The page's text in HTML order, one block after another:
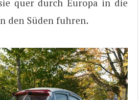
quer durch Europa in die
den Süden fuhren.